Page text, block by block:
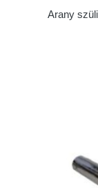
Arany